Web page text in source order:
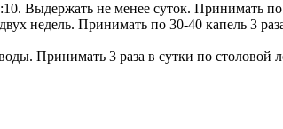
Выдержать не менее суток. Принимать по
недель. Принимать по 30-40 капель 3
Принимать 3 раза в сутки по столовой